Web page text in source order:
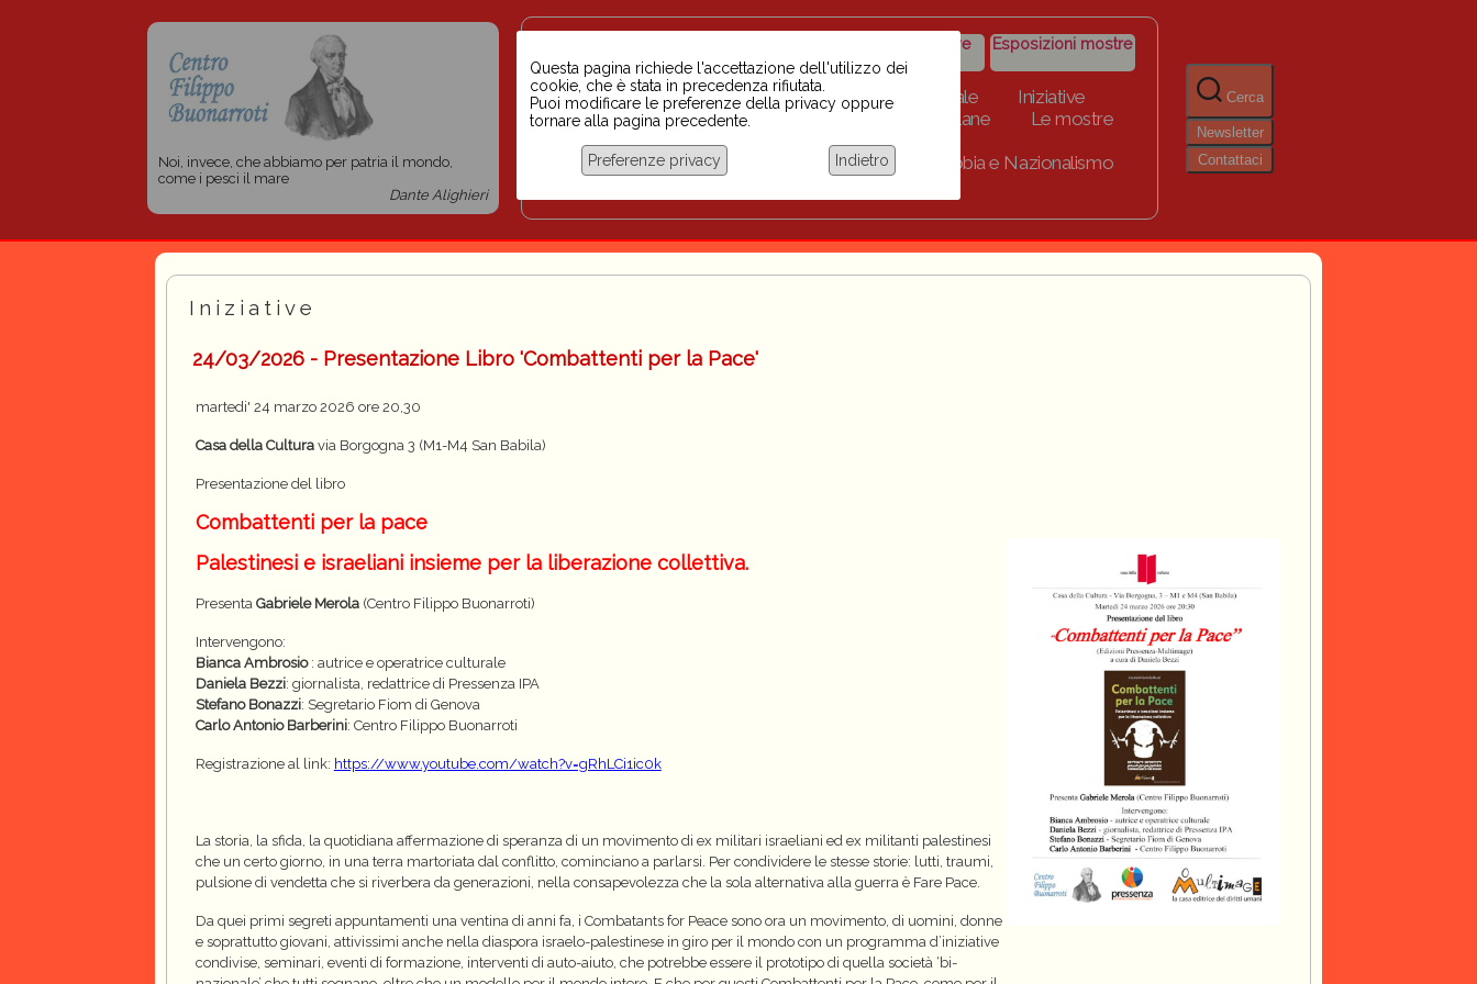
Noi, invece, che abbiamo per patria il mondo,
come i pesci il mare
Dante Alighieri
razzismo
iniziative
Storico iniziative Esposizioni mostre
Home Scuola BINARI Biblioteca digitale
Iniziative
Progetti per le scuole 2023-2024
Link Collane
Le mostre
Chi siamo
Coordinamento Docenti contro Razzismo, Xenofobia e Nazionalismo
Cerca
Newsletter
Contattaci
Questa pagina richiede l'accettazione dell'utilizzo dei
cookie, che è stata in precedenza rifiutata.
Puoi modificare le preferenze della privacy oppure
tornare alla pagina precedente.
Preferenze privacy Indietro
Iniziative
24/03/2026 - Presentazione Libro 'Combattenti per la Pace'
martedi' 24 marzo 2026 ore 20,30
Casa della Cultura via Borgogna 3 (M1-M4 San Babila)
Presentazione del libro
Combattenti per la pace
Palestinesi e israeliani insieme per la liberazione collettiva.
Presenta Gabriele Merola (Centro Filippo Buonarroti)
Intervengono:
Bianca Ambrosio: autrice e operatrice culturale
Daniela Bezzi: giornalista, redattrice di Pressenza IPA
Stefano Bonazzi: Segretario Fiom di Genova
Carlo Antonio Barberini: Centro Filippo Buonarroti
Registrazione al link: https://www.youtube.com/watch?v=gRhLCi1ic0k
La storia, la sfida, la quotidiana affermazione di speranza di un movimento di ex militari israeliani ed ex militanti palestinesi
che un certo giorno, in una terra martoriata dal conflitto, cominciano a parlarsi. Per condividere le stesse storie: lutti, traumi,
pulsione di vendetta che si riverbera da generazioni, nella consapevolezza che la sola alternativa alla guerra è Fare Pace.
Da quei primi segreti appuntamenti una ventina di anni fa, i Combatants for Peace sono ora un movimento, di uomini, donne
e soprattutto giovani, attivissimi anche nella diaspora israelo-palestinese in giro per il mondo con un programma d’iniziative
condivise, seminari, eventi di formazione, interventi di auto-aiuto, che potrebbe essere il prototipo di quella società ‘bi-